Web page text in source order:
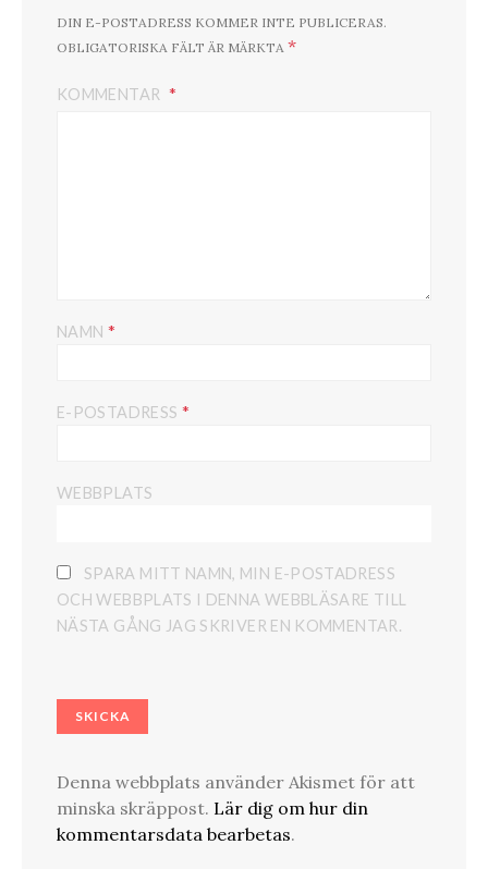
DIN E-POSTADRESS KOMMER INTE PUBLICERAS.
OBLIGATORISKA FÄLT ÄR MÄRKTA *
KOMMENTAR
NAMN *
E-POSTADRESS *
WEBBPLATS
SPARA MITT NAMN, MIN E-POSTADRESS
OCH WEBBPLATS I DENNA WEBBLÄSARE TILL
NÄSTA GÅNG JAG SKRIVER EN KOMMENTAR.
Denna webbplats använder Akismet för att
minska skräppost. Lär dig om hur din
kommentarsdata bearbetas.